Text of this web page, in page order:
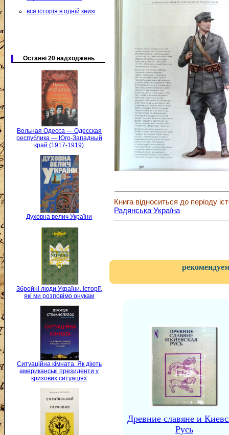
вся історія в одній книзі
Останні 20 надходжень
Вольная Одесса — Одесская
республика — Юго-Западный
край (1917-1919)
Духовна велич України
Збройні люди України. Історії,
які ми розповімо онукам
Ситуаційна кімната. Як діють
американські президенти у
кризових ситуаціях
Книга відноситься до періоду
Радянська Україна
Древние славяне и
Русь